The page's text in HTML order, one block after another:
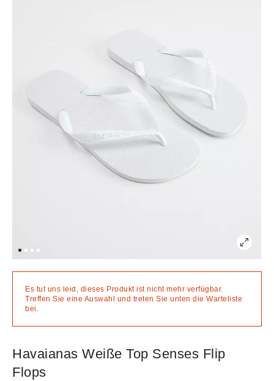
Es tut uns leid, dieses Produkt ist nicht mehr verfügbar.
Treffen Sie eine Auswahl und treten Sie unten die Warteliste
bei.
Havaianas Weiße Top Senses Flip
Flops